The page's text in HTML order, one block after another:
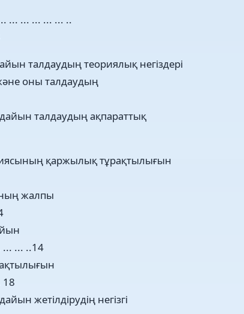
... ... ... ... ... ..
талдаудың теориялық негіздері
оны талдаудың
талдаудың ақпараттық
қаржылық тұрақтылығын
жалпы
... ... ..14
18
жетілдірудің негізгі